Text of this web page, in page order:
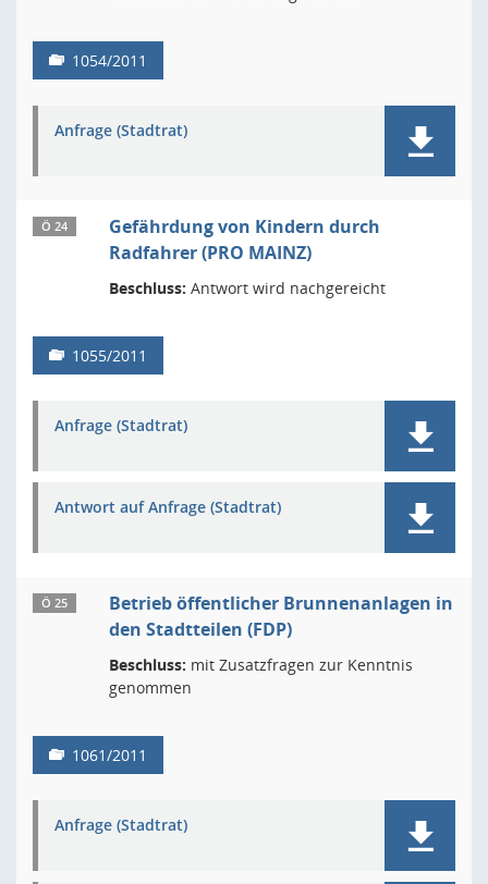
1054/2011
Anfrage (Stadtrat)
Ö 24
Gefährdung von Kindern durch
Radfahrer (PRO MAINZ)
Beschluss: Antwort wird nachgereicht
1055/2011
Anfrage (Stadtrat)
Antwort auf Anfrage (Stadtrat)
Ö 25
Betrieb öffentlicher Brunnenanlagen in
den Stadtteilen (FDP)
Beschluss: mit Zusatzfragen zur Kenntnis
genommen
1061/2011
Anfrage (Stadtrat)